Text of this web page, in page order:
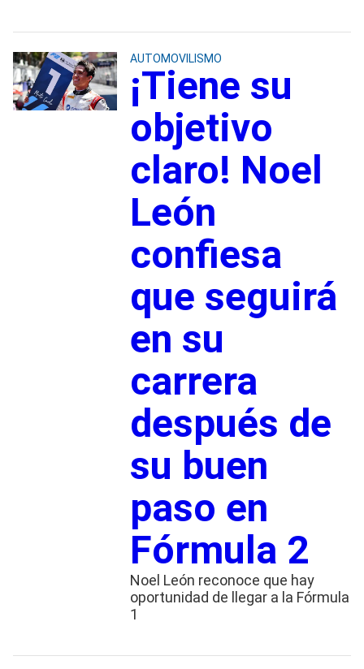
AUTOMOVILISMO
¡Tiene su
objetivo
claro! Noel
León
confiesa
que seguirá
en su
carrera
después de
su buen
paso en
Fórmula 2
Noel León reconoce que hay
oportunidad de llegar a la Fórmula
1